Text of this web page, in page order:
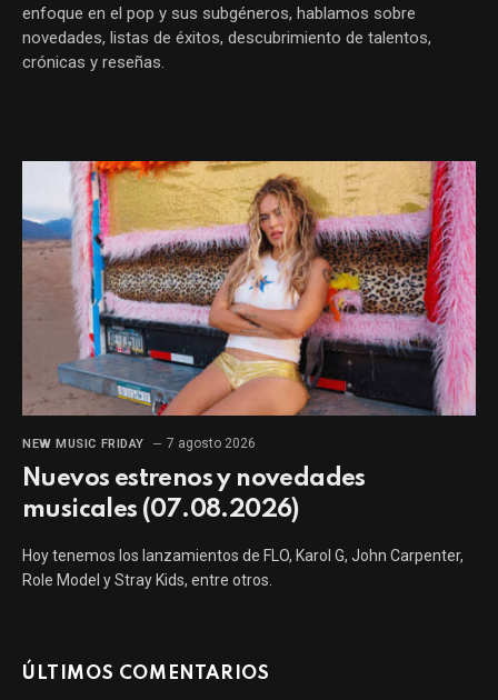
enfoque en el pop y sus subgéneros, hablamos sobre
novedades, listas de éxitos, descubrimiento de talentos,
crónicas y reseñas.
NEW MUSIC FRIDAY 7 agosto 2026
Nuevos estrenos y novedades
musicales (07.08.2026)
Hoy tenemos los lanzamientos de FLO, Karol G, John Carpenter,
Role Model y Stray Kids, entre otros.
ÚLTIMOS COMENTARIOS